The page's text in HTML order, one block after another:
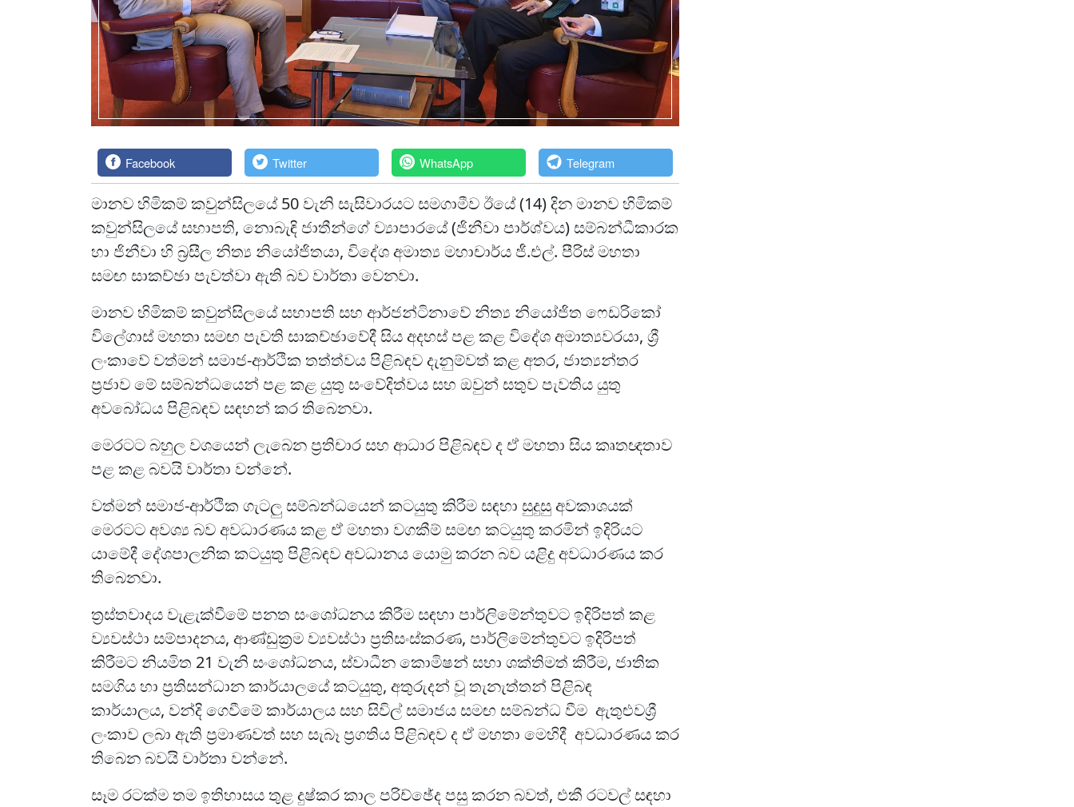
Facebook Twitter WhatsApp Telegram
මානව හිමිකම් කවුන්සිලයේ 50 වැනි සැසිවාරයට සමගාමීව ඊයේ (14) දින මානව හිමිකම්
කවුන්සිලයේ සභාපති, නොබැඳි ජාතීන්ගේ ව්‍යාපාරයේ (ජිනීවා පාර්ශ්වය) සම්බන්ධීකාරක
හා ජිනීවා හි බ්‍රසීල නිත්‍ය නියෝජිතයා, විදේශ අමාත්‍ය මහාචාර්ය ජී.එල්. පීරිස් මහතා
සමඟ සාකච්ඡා පැවත්වා ඇති බව වාර්තා වෙනවා.
මානව හිමිකම් කවුන්සිලයේ සභාපති සහ ආර්ජන්ටිනාවේ නිත්‍ය නියෝජිත ෆෙඩරිකෝ
විලේගාස් මහතා සමඟ පැවති සාකච්ඡාවේදී සිය අදහස් පළ කළ විදේශ අමාත්‍යවරයා, ශ්‍රී
ලංකාවේ වත්මන් සමාජ-ආර්ථික තත්ත්වය පිළිබඳව දැනුම්වත් කළ අතර, ජාත්‍යන්තර
ප්‍රජාව මේ සම්බන්ධයෙන් පළ කළ යුතු සංවේදිත්වය සහ ඔවුන් සතුව පැවතිය යුතු
අවබෝධය පිළිබඳව සඳහන් කර තිබෙනවා.
මෙරටට බහුල වශයෙන් ලැබෙන ප්‍රතිචාර සහ ආධාර පිළිබඳව ද ඒ මහතා සිය කෘතඥතාව
පළ කළ බවයි වාර්තා වන්නේ.
වත්මන් සමාජ-ආර්ථික ගැටලු සම්බන්ධයෙන් කටයුතු කිරීම සඳහා සුදුසු අවකාශයක්
මෙරටට අවශ්‍ය බව අවධාරණය කළ ඒ මහතා වගකීම් සමඟ කටයුතු කරමින් ඉදිරියට
යාමේදී දේශපාලනික කටයුතු පිළිබඳව අවධානය යොමු කරන බව යළිදු අවධාරණය කර
තිබෙනවා.
ත්‍රස්තවාදය වැළැක්වීමේ පනත සංශෝධනය කිරීම සඳහා පාර්ලිමේන්තුවට ඉදිරිපත් කළ
ව්‍යවස්ථා සම්පාදනය, ආණ්ඩුක්‍රම ව්‍යවස්ථා ප්‍රතිසංස්කරණ, පාර්ලිමේන්තුවට ඉදිරිපත්
කිරීමට නියමිත 21 වැනි සංශෝධනය, ස්වාධීන කොමිෂන් සභා ශක්තිමත් කිරීම, ජාතික
සමගිය හා ප්‍රතිසන්ධාන කාර්යාලයේ කටයුතු, අතුරුදන් වූ තැනැත්තන් පිළිබඳ
කාර්යාලය, වන්දි ගෙවීමේ කාර්යාලය සහ සිවිල් සමාජය සමඟ සම්බන්ධ වීම ඇතුළුවශ්‍රී
ලංකාව ලබා ඇති ප්‍රමාණවත් සහ සැබෑ ප්‍රගතිය පිළිබඳව ද ඒ මහතා මෙහිදී අවධාරණය කර
තිබෙන බවයි වාර්තා වන්නේ.
සෑම රටක්ම තම ඉතිහාසය තුළ දුෂ්කර කාල පරිච්ඡේද පසු කරන බවත්, එකී රටවල් සඳහා